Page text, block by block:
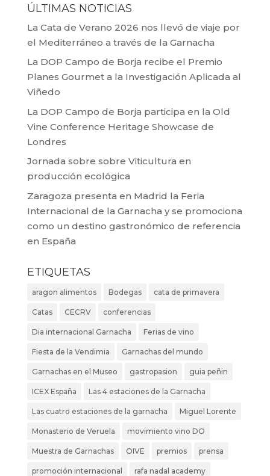
ÚLTIMAS NOTICIAS
La Cata de Verano 2026 nos llevó de viaje por
el Mediterráneo a través de la Garnacha
La DOP Campo de Borja recibe el Premio
Planes Gourmet a la Investigación Aplicada al
Viñedo
La DOP Campo de Borja participa en la Old
Vine Conference Heritage Showcase de
Londres
Jornada sobre sobre Viticultura en
producción ecológica
Zaragoza presenta en Madrid la Feria
Internacional de la Garnacha y se promociona
como un destino gastronómico de referencia
en España
ETIQUETAS
aragon alimentos Bodegas cata de primavera
Catas CECRV conferencias
Dia internacional Garnacha Ferias de vino
Fiesta de la Vendimia Garnachas del mundo
Garnachas en el Museo gastropasion guia peñin
ICEX España Las 4 estaciones de la Garnacha
Las cuatro estaciones de la garnacha Miguel Lorente
Monasterio de Veruela movimiento vino DO
Muestra de Garnachas OIVE premios prensa
promoción internacional rafa nadal academy